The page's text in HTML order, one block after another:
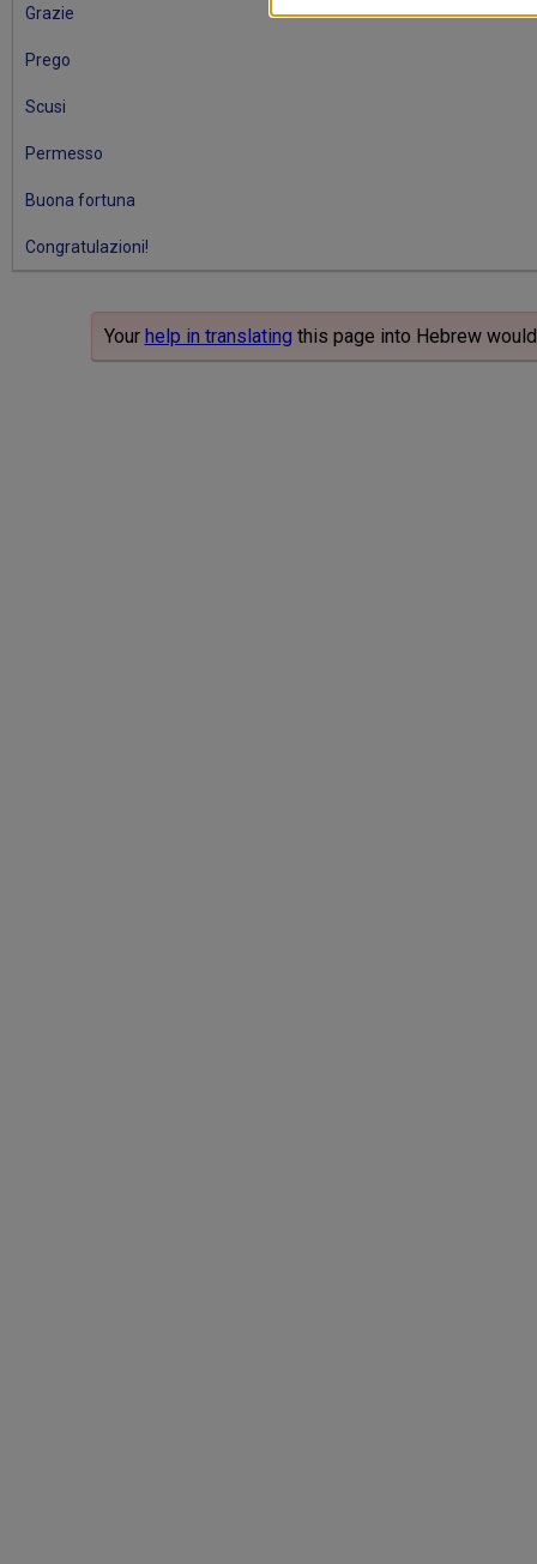
Grazie
Prego
Scusi
Permesso
Buona fortuna
Congratulazioni!
Your help in translating this page into Hebrew